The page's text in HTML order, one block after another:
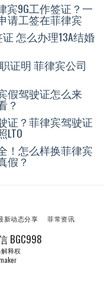
宾9G工作签证？一
请工签在菲律宾
怎么办理13A结婚
证明 菲律宾公司
假驾驶证怎么来
？
证？菲律宾驾驶证
！怎么样换菲律宾
假？
BGC998
释权
新动态分享 菲常资讯